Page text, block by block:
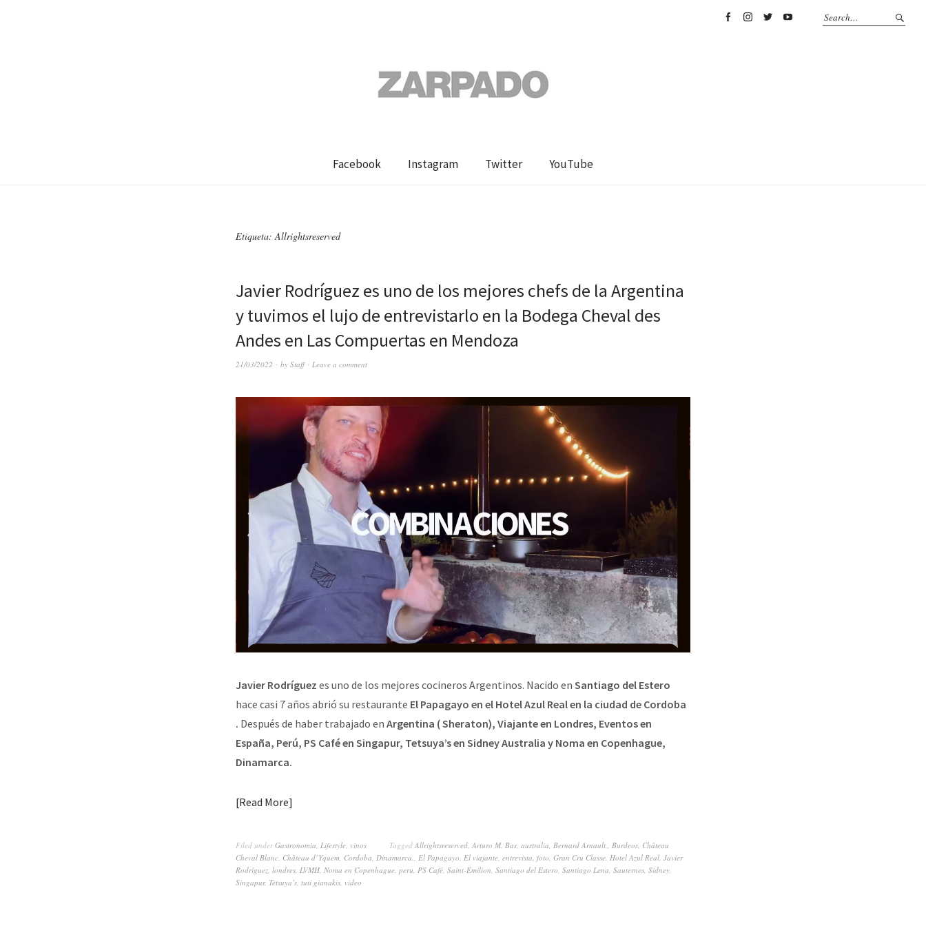
Facebook Instagram Twitter YouTube
Etiqueta: Allrightsreserved
Javier Rodríguez es uno de los mejores chefs de la Argentina
y tuvimos el lujo de entrevistarlo en la Bodega Cheval des
Andes en Las Compuertas en Mendoza
21/03/2022 by Staff Leave a comment
Javier Rodríguez es uno de los mejores cocineros Argentinos. Nacido en Santiago del Estero
hace casi 7 años abrió su restaurante El Papagayo en el Hotel Azul Real en la ciudad de Cordoba
. Después de haber trabajado en Argentina ( Sheraton), Viajante en Londres, Eventos en
España, Perú, PS Café en Singapur, Tetsuya’s en Sidney Australia y Noma en Copenhague,
Dinamarca.
Read More
Filed underGastronomia, Lifestyle, vinos Tagged Allrightsreserved, Arturo M. Bas, australia, Bernard Arnault., Burdeos, Château
Cheval Blanc, Château d’Yquem, Cordoba, Dinamarca., El Papagayo, El viajante, entrevista, foto, Gran Cru Classe, Hotel Azul Real, Javier
Rodríguez, londres, LVMH, Noma en Copenhague, peru, PS Café, Saint-Émilion, Santiago del Estero, Santiago Lena, Sauternes, Sidney,
Singapur, Tetsuya’s, tuti gianakis, video